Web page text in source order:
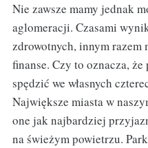
Nie zawsze mamy jednak
aglomeracji. Czasami
zdrowotnych, innym razem
finanse. Czy to oznacza,
spędzić we własnych
Największe miasta w
one jak najbardziej
na świeżym powietrzu.